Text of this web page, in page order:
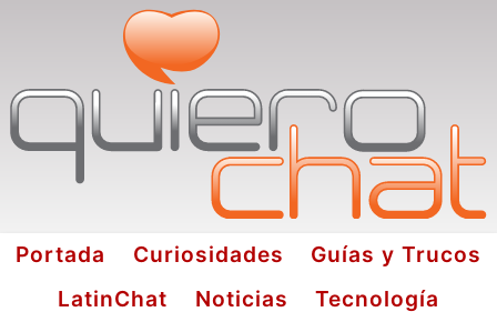
Portada Curiosidades
Guías y Trucos
LatinChat
Noticias
Tecnología